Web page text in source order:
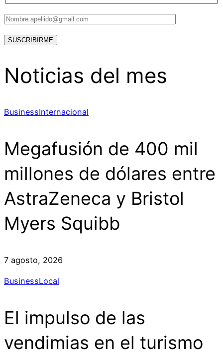
Noticias del mes
BusinessInternacional
Megafusión de 400 mil
millones de dólares entre
AstraZeneca y Bristol
Myers Squibb
7 agosto, 2026
BusinessLocal
El impulso de las
vendimias en el turismo